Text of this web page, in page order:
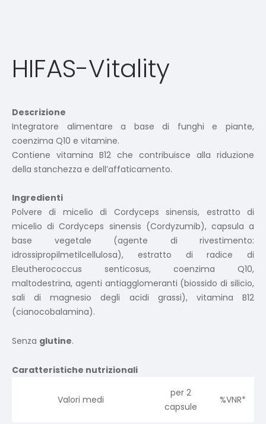
HIFAS-Vitality
Descrizione
Integratore alimentare a base di funghi e piante,
coenzima Q10 e vitamine.
Contiene vitamina B12 che contribuisce alla riduzione
della stanchezza e dell’affaticamento.
Ingredienti
Polvere di micelio di Cordyceps sinensis, estratto di
micelio di Cordyceps sinensis (Cordyzumib), capsula a
base vegetale (agente di rivestimento:
idrossipropilmetilcellulosa), estratto di radice di
Eleutherococcus senticosus, coenzima Q10,
maltodestrina, agenti antiagglomeranti (biossido di silicio,
sali di magnesio degli acidi grassi), vitamina B12
(cianocobalamina).
Senza glutine.
Caratteristiche nutrizionali
Valori medi
per 2
capsule
%VNR*